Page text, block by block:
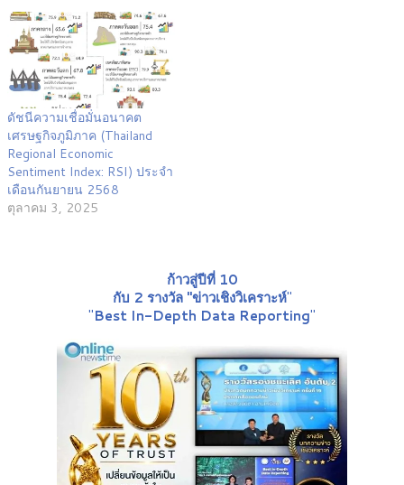
ดัชนีความเชื่อมั่นอนาคต
เศรษฐกิจภูมิภาค (Thailand
Regional Economic
Sentiment Index: RSI) ประจำ
เดือนกันยายน 2568
ตุลาคม 3, 2025
ก้าวสู่ปีที่ 10
กับ 2 รางวัล "ข่าวเชิงวิเคราะห์"
"Best In-Depth Data Reporting"